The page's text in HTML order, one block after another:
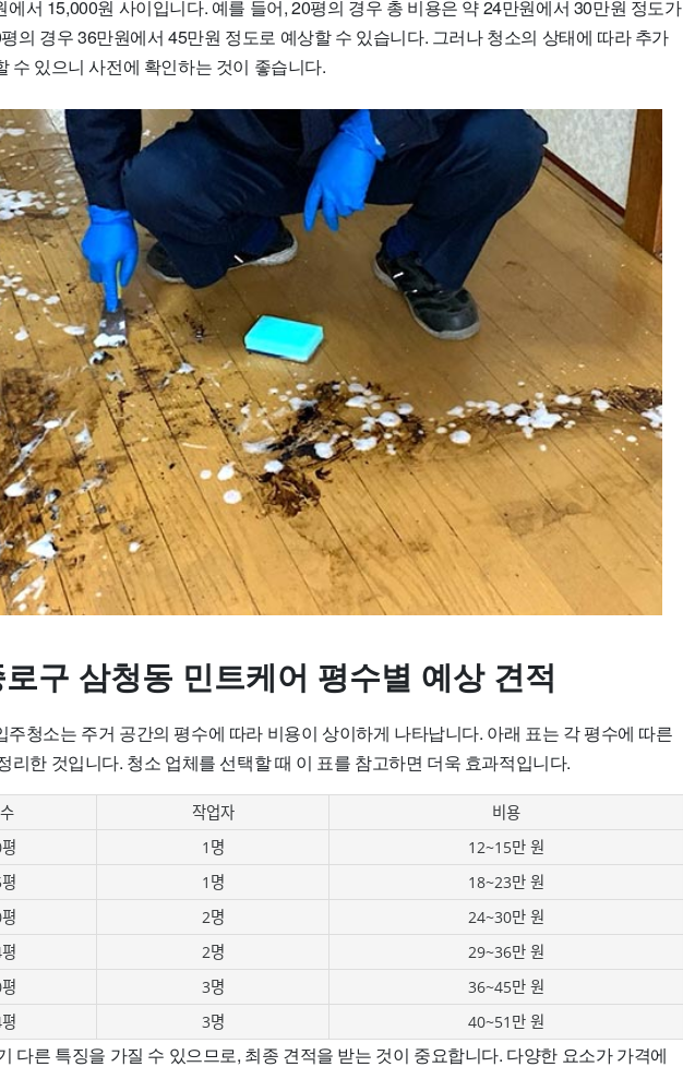
에서 15,000원 사이입니다. 예를 들어, 20평의 경우 총 비용은 약 24만원에서 30만원 정도가
의 경우 36만원에서 45만원 정도로 예상할 수 있습니다. 그러나 청소의 상태에 따라 추가
수 있으니 사전에 확인하는 것이 좋습니다.
구 삼청동 민트케어 평수별 예상 견적
주청소는 주거 공간의 평수에 따라 비용이 상이하게 나타납니다. 아래 표는 각 평수에 따른
리한 것입니다. 청소 업체를 선택할 때 이 표를 참고하면 더욱 효과적입니다.
작업자
비용
1명
12~15만 원
1명
18~23만 원
2명
24~30만 원
2명
29~36만 원
3명
36~45만 원
3명 40~51만 원
다른 특징을 가질 수 있으므로, 최종 견적을 받는 것이 중요합니다. 다양한 요소가 가격에